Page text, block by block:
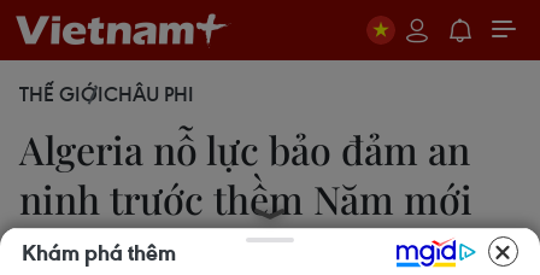
THẾ GIỚICHÂU PHI
Algeria nỗ lực bảo đảm an
ninh trước thềm Năm mới
2017
Khám phá thêm